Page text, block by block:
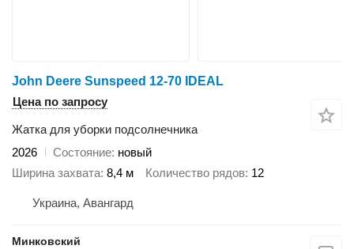
John Deere Sunspeed 12-70 IDEAL
Цена по запросу
Жатка для уборки подсолнечника
2026
Состояние новый
Ширина захвата 8,4 м Количество рядов 12
Украина, Авангард
Минковский